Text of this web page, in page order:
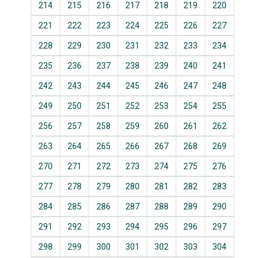
214 215 216 217 218 219 220
221 222 223 224 225 226 227
228 229 230 231 232 233 234
235 236 237 238 239 240 241
242 243 244 245 246 247 248
249 250 251 252 253 254 255
256 257 258 259 260 261 262
263 264 265 266 267 268 269
270 271 272 273 274 275 276
277 278 279 280 281 282 283
284 285 286 287 288 289 290
291 292 293 294 295 296 297
298 299 300 301 302 303 304